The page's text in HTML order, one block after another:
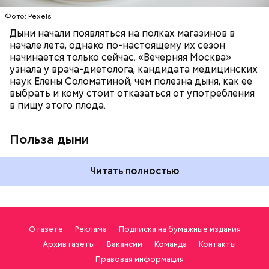
Фото: Pexels
Дыни начали появляться на полках магазинов в
начале лета, однако по-настоящему их сезон
начинается только сейчас. «Вечерняя Москва»
узнала у врача-диетолога, кандидата медицинских
наук Елены Соломатиной, чем полезна дыня, как ее
выбрать и кому стоит отказаться от употребления
в пищу этого плода.
Польза дыни
калий — оказывает мочегонное действие,
поддерживает сердечно-сосудистую
систему и предотвращает скачки давления;
магний — помогает калию и не дает сосудам
спазмироваться.
Читать полностью
О газете Реклама
Подписка на бумажные издания
Архив газеты
Вакансии Команда
Контакты
Правовая информация